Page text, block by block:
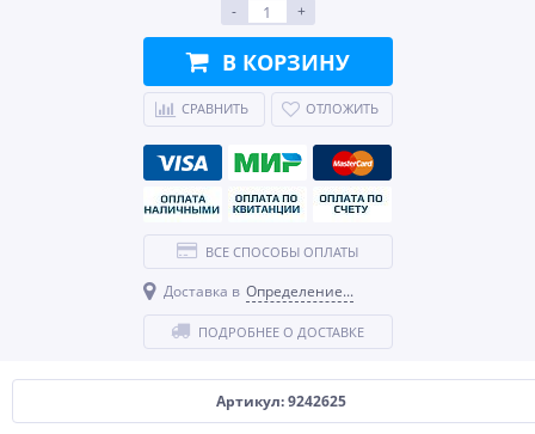
Артикул: 9242625
- +
В КОРЗИНУ
СРАВНИТЬ ОТЛОЖИТЬ
ВСЕ СПОСОБЫ ОПЛАТЫ
Доставка в Определение...
ПОДРОБНЕЕ О ДОСТАВКЕ